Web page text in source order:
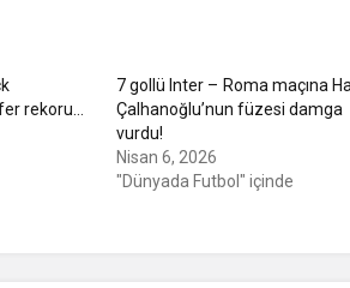
rekoru…
7 gollü Inter – Roma maçına
Çalhanoğlu’nun füzesi damga
vurdu!
Nisan 6, 2026
"Dünyada Futbol" içinde